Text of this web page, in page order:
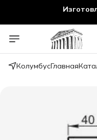
КолумбусГлавная